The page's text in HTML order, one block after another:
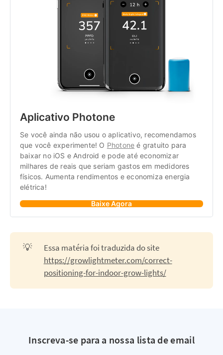
Aplicativo Photone
Se você ainda não usou o aplicativo, recomendamos
que você experimente! O Photone é gratuito para
baixar no iOS e Android e pode até economizar
milhares de reais que seriam gastos em medidores
físicos. Aumenta rendimentos e economiza energia
elétrica!
Baixe Agora
💡
Essa matéria foi traduzida do site
https://growlightmeter.com/correct-
positioning-for-indoor-grow-lights/
Inscreva-se para a nossa lista de email